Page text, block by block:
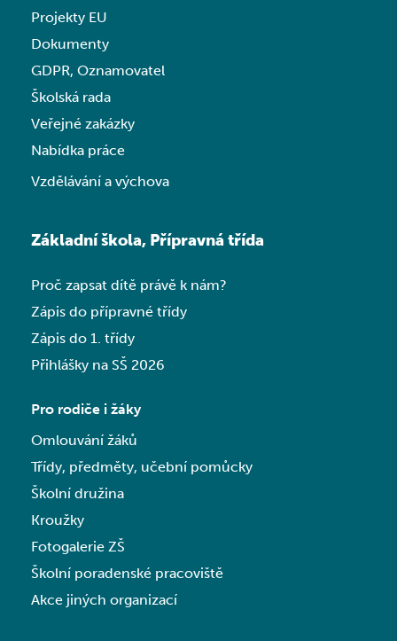
Projekty EU
Dokumenty
GDPR, Oznamovatel
Školská rada
Veřejné zakázky
Nabídka práce
Vzdělávání a výchova
Základní škola, Přípravná třída
Proč zapsat dítě právě k nám?
Zápis do přípravné třídy
Zápis do 1. třídy
Přihlášky na SŠ 2026
Pro rodiče i žáky
Omlouvání žáků
Třídy, předměty, učební pomůcky
Školní družina
Kroužky
Fotogalerie ZŠ
Školní poradenské pracoviště
Akce jiných organizací